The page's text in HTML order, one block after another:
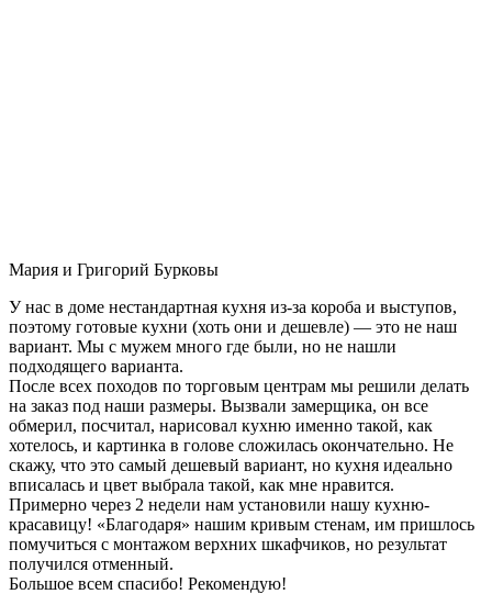
Мария и Григорий Бурковы
У нас в доме нестандартная кухня из-за короба и выступов,
поэтому готовые кухни (хоть они и дешевле) — это не наш
вариант. Мы с мужем много где были, но не нашли
подходящего варианта.
После всех походов по торговым центрам мы решили делать
на заказ под наши размеры. Вызвали замерщика, он все
обмерил, посчитал, нарисовал кухню именно такой, как
хотелось, и картинка в голове сложилась окончательно. Не
скажу, что это самый дешевый вариант, но кухня идеально
вписалась и цвет выбрала такой, как мне нравится.
Примерно через 2 недели нам установили нашу кухню-
красавицу! «Благодаря» нашим кривым стенам, им пришлось
помучиться с монтажом верхних шкафчиков, но результат
получился отменный.
Большое всем спасибо! Рекомендую!